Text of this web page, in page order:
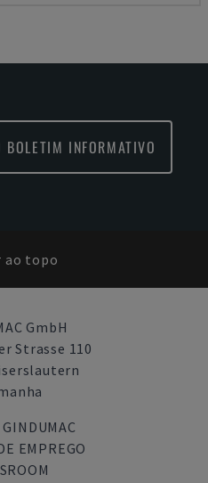
INFORMATIVO
ao topo
GmbH
Strasse 110
EMPREGO